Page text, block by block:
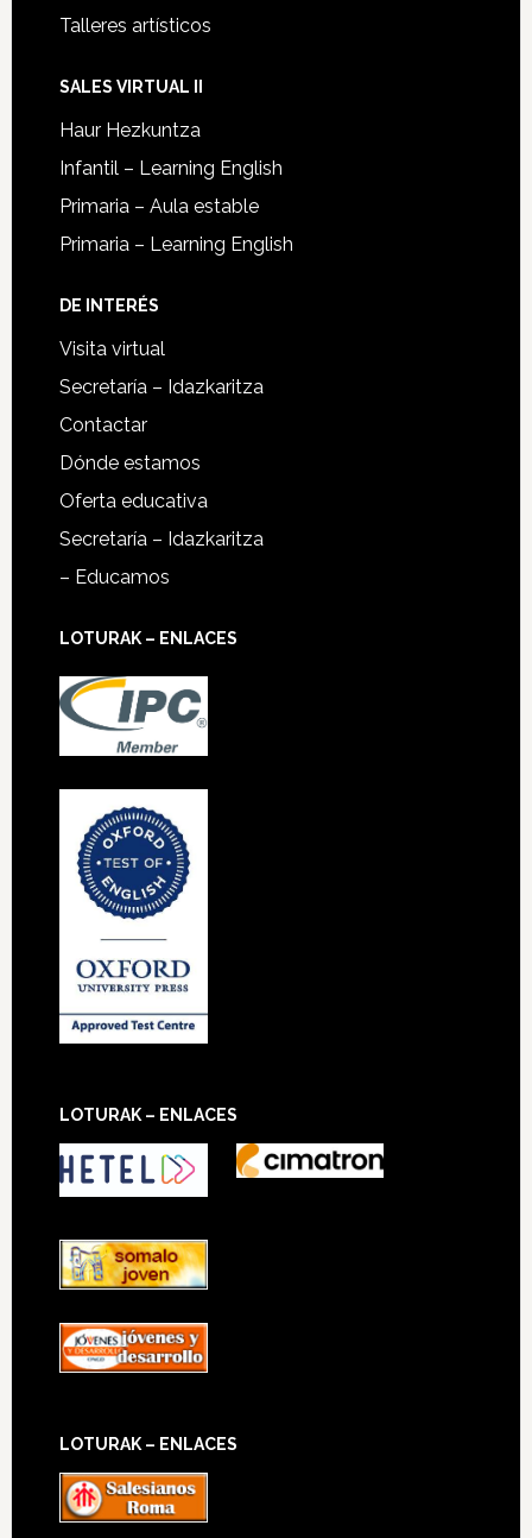
Talleres artísticos
SALES VIRTUAL II
Haur Hezkuntza
Infantil – Learning English
Primaria – Aula estable
Primaria – Learning English
DE INTERÉS
Visita virtual
Secretaría – Idazkaritza
Contactar
Dónde estamos
Oferta educativa
Secretaría – Idazkaritza
– Educamos
LOTURAK – ENLACES
LOTURAK – ENLACES
LOTURAK – ENLACES